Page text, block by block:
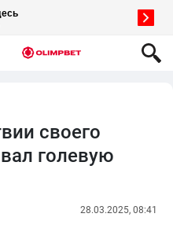
своего
голевую
28.03.2025, 08:41